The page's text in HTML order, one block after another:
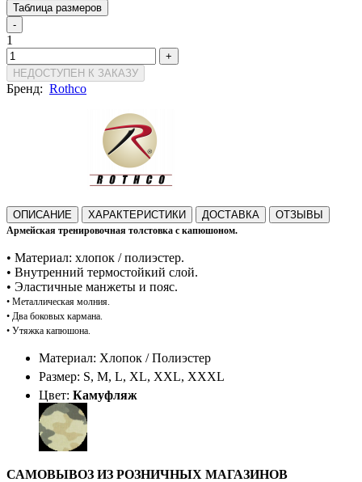
Таблица размеров
-
1
+
НЕДОСТУПЕН К ЗАКАЗУ
Бренд: Rothco
ОПИСАНИЕ ХАРАКТЕРИСТИКИ ДОСТАВКА ОТЗЫВЫ
Армейская тренировочная толстовка с капюшоном.
• Материал: хлопок / полиэстер.
• Внутренний термостойкий слой.
• Эластичные манжеты и пояс.
• Металлическая молния.
• Два боковых кармана.
• Утяжка капюшона.
Материал: Хлопок / Полиэстер
Размер: S, M, L, XL, XXL, XXXL
Цвет: Камуфляж
САМОВЫВОЗ ИЗ РОЗНИЧНЫХ МАГАЗИНОВ